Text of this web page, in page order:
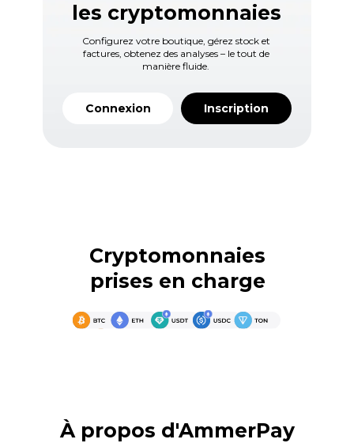
Inscription
Configurez votre boutique, gérez stock et
factures, obtenez des analyses – le tout de
manière fluide.
les cryptomonnaies
Connexion
Cryptomonnaies
prises en charge
À propos d'AmmerPay